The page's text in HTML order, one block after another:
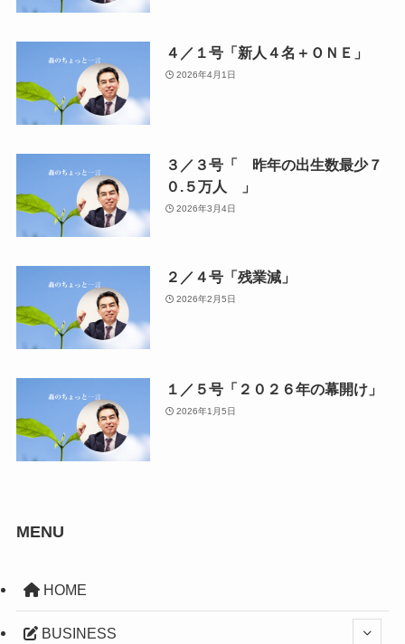
４／１号「新人４名＋ＯＮＥ」
2026年4月1日
３／３号「 昨年の出生数最少７
０.５万人 」
2026年3月4日
２／４号「残業減」
2026年2月5日
１／５号「２０２６年の幕開け」
2026年1月5日
MENU
HOME
BUSINESS